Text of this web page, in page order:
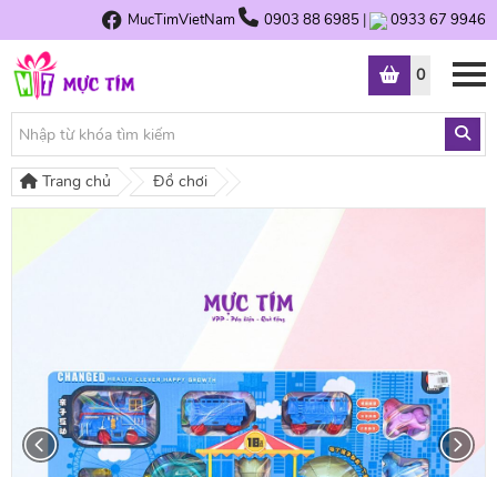
MucTimVietNam 0903 88 6985 | 0933 67 9946
0
Trang chủ Đồ chơi